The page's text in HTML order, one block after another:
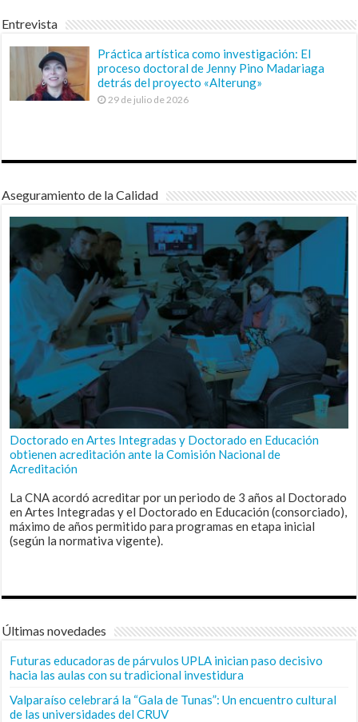
Entrevista
Práctica artística como investigación: El
proceso doctoral de Jenny Pino Madariaga
detrás del proyecto «Alterung»
29 de julio de 2026
Aseguramiento de la Calidad
Doctorado en Artes Integradas y Doctorado en Educación
obtienen acreditación ante la Comisión Nacional de
Acreditación
La CNA acordó acreditar por un periodo de 3 años al Doctorado
en Artes Integradas y el Doctorado en Educación (consorciado),
máximo de años permitido para programas en etapa inicial
(según la normativa vigente).
Últimas novedades
Futuras educadoras de párvulos UPLA inician paso decisivo
hacia las aulas con su tradicional investidura
Valparaíso celebrará la “Gala de Tunas”: Un encuentro cultural
de las universidades del CRUV